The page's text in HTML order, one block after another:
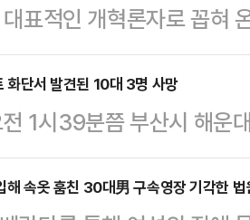
표적인 개혁론자로 꼽혀
국정기획위원회 전문위
사에 대한 관심이 높아지
내부에서 반발 목소리가
적 공약 중 하나인 검찰개
공존한다.20일 법조계와
화단서 발견된 10대 3명 사망
1시39분쯤 부산시 해운
채 발견돼 경찰이 수사에
졌지만 모두 숨졌다.경찰
해 속옷 훔친 30대男 구속영장 기각한